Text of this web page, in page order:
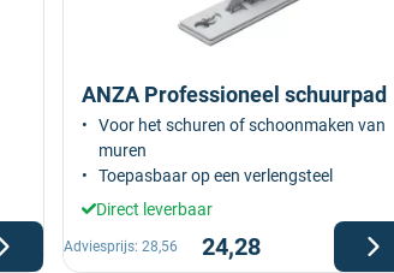
ANZA Professioneel schuurpad
Voor het schuren of schoonmaken van
muren
Toepasbaar op een verlengsteel
Direct leverbaar
24,28
Adviesprijs: 28,56